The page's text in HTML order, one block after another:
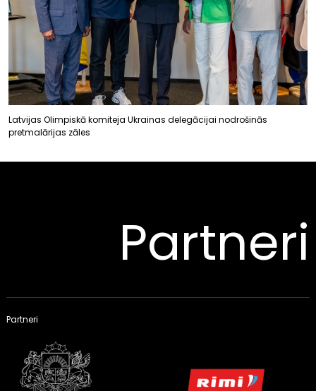
Latvijas Olimpiskā komiteja Ukrainas delegācijai nodrošinās
pretmalārijas zāles
Partneri
Partneri